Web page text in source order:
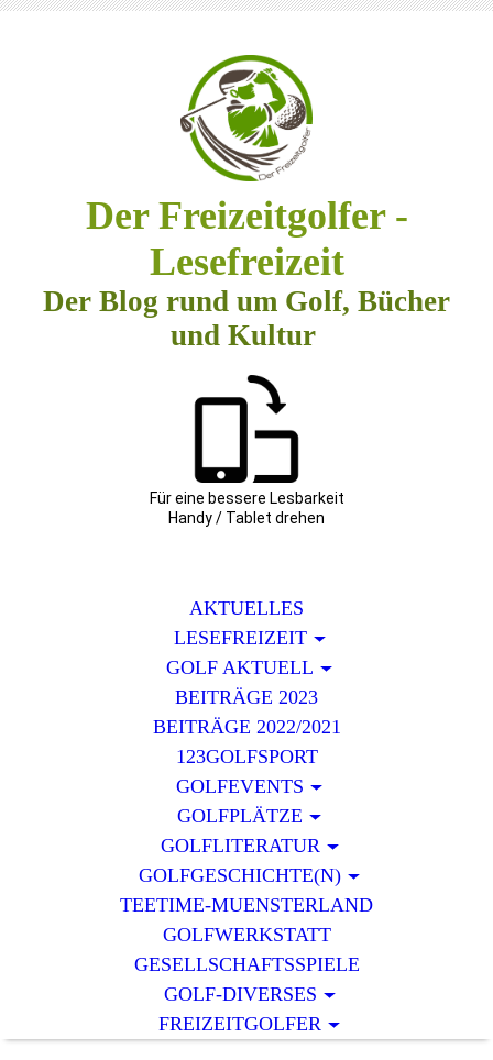
Der Freizeitgolfer -
Lesefreizeit
Der Blog rund um Golf, Bücher
und Kultur
Für eine bessere Lesbarkeit
Handy / Tablet drehen
AKTUELLES
LESEFREIZEIT
GOLF AKTUELL
BEITRÄGE 2023
BEITRÄGE 2022/2021
123GOLFSPORT
GOLFEVENTS
GOLFPLÄTZE
GOLFLITERATUR
GOLFGESCHICHTE(N)
TEETIME-MUENSTERLAND
GOLFWERKSTATT
GESELLSCHAFTSSPIELE
GOLF-DIVERSES
FREIZEITGOLFER